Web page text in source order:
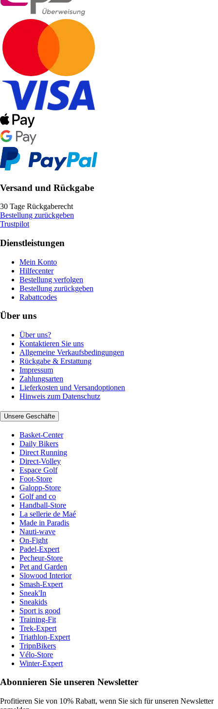
Versand und Rückgabe
30 Tage Rückgaberecht
Bestellung zurückgeben
Trustpilot
Dienstleistungen
Mein Konto
Hilfecenter
Bestellung verfolgen
Bestellung zurückgeben
Rabattcodes
Über uns
Über uns?
Kontaktieren Sie uns
Allgemeine Verkaufsbedingungen
Rückgabe & Erstattung
Impressum
Zahlungsarten
Lieferkosten und Versandoptionen
Hinweis zum Datenschutz
Unsere Geschäfte
Basket-Center
Daily Bikers
Direct Running
Direct-Volley
Espace Golf
Foot-Store
Galopp-Store
Golf and co
Handball-Store
La sellerie de Maé
Made in Paradis
Nauti-wave
On-Fight
Padel-Expert
Pecheur-Store
Pet and Garden
Slowood Interior
Smash-Expert
Sneak'In
Sneakids
Sport is good
Training-Fit
Trek-Expert
Triathlon-Expert
TripnBikers
Vélo-Store
Winter-Expert
Abonnieren Sie unseren Newsletter
Profitieren Sie von 10% Rabatt, wenn Sie sich für unseren Newsletter